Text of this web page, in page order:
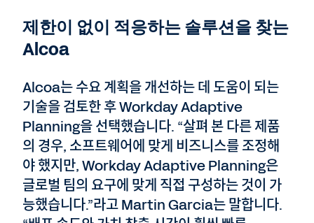
제한이 없이 적응하는 솔루션을 찾는
Alcoa
Alcoa는 수요 계획을 개선하는 데 도움이 되는
기술을 검토한 후 Workday Adaptive
Planning을 선택했습니다. “살펴 본 다른 제품
의 경우, 소프트웨어에 맞게 비즈니스를 조정해
야 했지만, Workday Adaptive Planning은
글로벌 팀의 요구에 맞게 직접 구성하는 것이 가
능했습니다.”라고 Martin Garcia는 말합니다.